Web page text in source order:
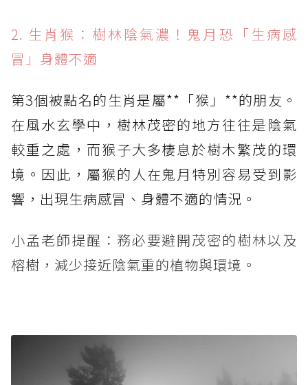
2. 生肖猴：樹林陰氣濃！鬼月恐「生病感
冒」身體不適
第3個被點名的生肖是屬**「猴」**的朋友。
在風水玄學中，樹林茂密的地方往往是陰氣
較重之處，而猴子大多棲息於樹木繁茂的環
境。因此，屬猴的人在鬼月特別容易受到影
響，出現生病感冒、身體不適的情況。
小孟老師提醒：務必要避開茂密的樹林以及
榕樹，減少接近陰氣重的植物與環境。